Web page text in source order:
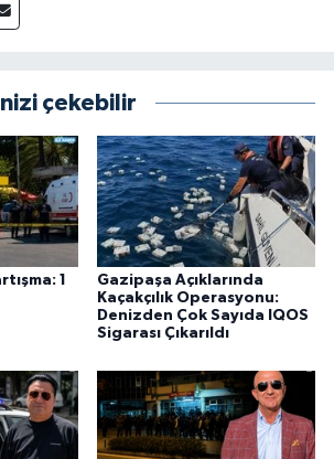
çekebilir
1
Gazipaşa Açıklarında
Kaçakçılık Operasyonu:
Denizden Çok Sayıda IQOS
Sigarası Çıkarıldı